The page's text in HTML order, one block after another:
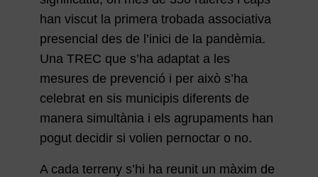
han viscut la primera trobada associativa
presencial des de l’inici de la pandèmia.
Una TREC que s’ha adaptat a les
mesures de prevenció i per això s’ha
celebrat en sis municipis diferents de
manera simultània i els agrupaments han
pogut decidir si volien pernoctar o no.
A cada terreny s’hi ha reunit un màxim de